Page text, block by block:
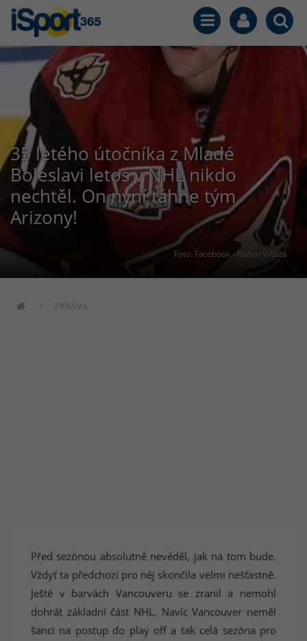
Foto: Facebook - Radim Vrbata
35 letého útočníka z Mladé
Boleslavi letos v NHL nikdo
nechtěl. On nyní táhne tým
Arizony!
ZPRÁVA
Před sezónou absolutně nevěděl, jak na tom bude.
Vždyť ta předchozí pro něj skončila velmi nešťastně.
Ještě v barvách Vancouveru se zranil a nemohl
dohrát základní část NHL. Navíc Vancouver neměl
šanci na postup do play off a tak celá sezóna pro